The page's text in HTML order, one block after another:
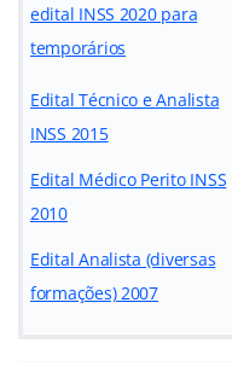
edital INSS 2020 para
temporários
Edital Técnico e Analista
INSS 2015
Edital Médico Perito INSS
2010
Edital Analista (diversas
formações) 2007